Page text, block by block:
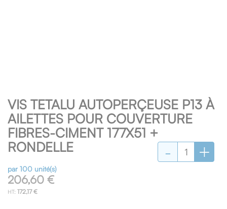
VIS TETALU AUTOPERÇEUSE P13 À
AILETTES POUR COUVERTURE
FIBRES-CIMENT 177X51 +
RONDELLE
par 100 unité(s)
206,60 €
172,17 €
- +
to
the
beginning
of
the
images
gallery